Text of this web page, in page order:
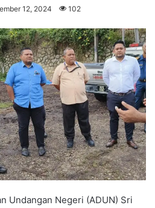
12, 2024 102
Undangan Negeri (ADUN) Sri